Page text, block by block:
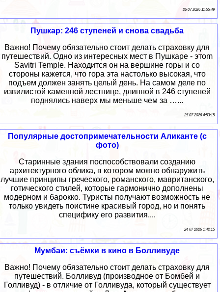
26 07 2026 11:55:49
Пушкар: 246 ступеней и снова свадьба
Важно! Почему обязательно стоит делать страховку для
путешествий. Одно из интересных мест в Пушкаре - этоm
Savitri Temple. Находится он на вершине горы и со
стороны кажется, что гора эта настолько высокая, что
подъем должен занять целый день. На самом деле по
извилистой каменной лестнице, длинной в 246 ступеней
поднялись наверх мы меньше чем за …...
25 07 2026 4:53:15
Популярные достопримечательности Аликанте (с
фото)
Старинные здания поспособствовали созданию
архитектурного облика, в котором можно обнаружить
лучшие принципы греческого, романского, мавританского,
готического стилей, которые гармонично дополнены
модерном и барокко. Туристы получают возможность не
только увидеть поистине красивый город, но и понять
специфику его развития....
24 07 2026 1:42:15
Мумбаи: съёмки в кино в Болливуде
Важно! Почему обязательно стоит делать страховку для
путешествий. Болливуд (производное от Бомбей и
Голливуд) - в отличие от Голливуда, который существует